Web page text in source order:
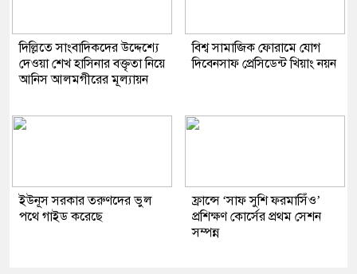
দিল্লিতে সাংবাদিকদের উদ্দেশ্যে
দেওয়া শেখ হাসিনার বক্তৃতা নিয়ে
আনিস আলমগীরের মূল্যায়ন
বিশ্ব সামাজিক ফোরামে যোগ
দিবেনসাফ প্রেসিডেন্ট খিয়াং নয়ন
ইউনূস সরকার তরুণদের ভুল
পথে গাইড করেছে
ফ্রান্সে ‘সাফ সুশি ফরমাসিঁও’
প্রশিক্ষণ কোর্সের প্রথম সেশন
সম্পন্ন